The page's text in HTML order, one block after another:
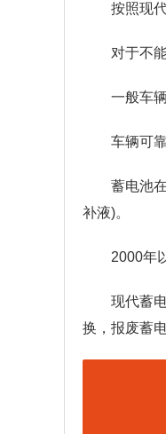
按照现
对于不
一般车
车辆可
蓄电池
补液)。
2000年
现代蓄
换，报废蓄